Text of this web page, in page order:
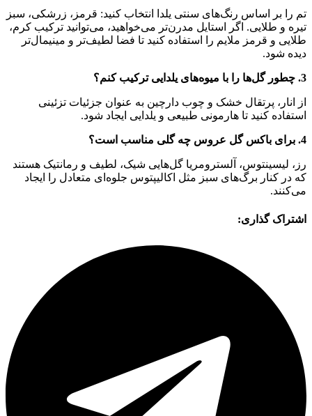
تم را بر اساس رنگ‌های سنتی یلدا انتخاب کنید: قرمز، زرشکی، سبز
تیره و طلایی. اگر استایل مدرن‌تر می‌خواهید، می‌توانید ترکیب کرم،
طلایی و قرمز ملایم را استفاده کنید تا فضا لطیف‌تر و مینیمال‌تر
دیده شود.
3. چطور گل‌ها را با میوه‌های یلدایی ترکیب کنم؟
از انار، پرتقال خشک و چوب دارچین به عنوان جزئیات تزئینی
استفاده کنید تا هارمونی طبیعی و یلدایی ایجاد شود.
4. برای باکس گل عروس چه گلی مناسب است؟
رز، لیسینتوس، آلسترومریا گل‌هایی شیک، لطیف و رمانتیک هستند
که در کنار برگ‌های سبز مثل اکالیپتوس جلوه‌ای متعادل را ایجاد
می‌کنند.
اشتراک گذاری: